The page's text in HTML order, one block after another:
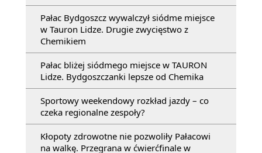
Pałac Bydgoszcz wywalczył siódme miejsce
w Tauron Lidze. Drugie zwycięstwo z
Chemikiem
Pałac bliżej siódmego miejsce w TAURON
Lidze. Bydgoszczanki lepsze od Chemika
Sportowy weekendowy rozkład jazdy – co
czeka regionalne zespoły?
Kłopoty zdrowotne nie pozwoliły Pałacowi
na walkę. Przegrana w ćwierćfinale w